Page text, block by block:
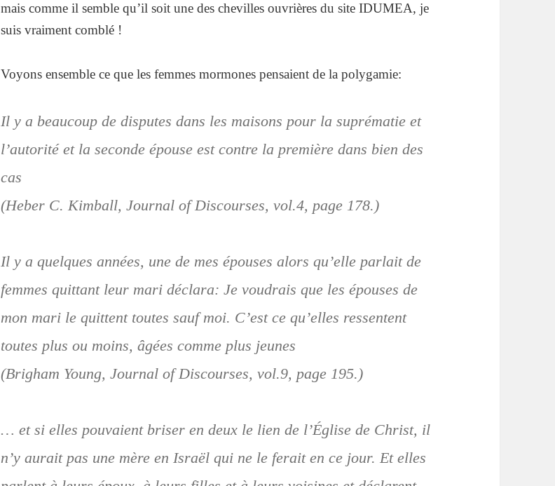
mais comme il semble qu’il soit une des chevilles ouvrières du site IDUMEA, je
suis vraiment comblé !
Voyons ensemble ce que les femmes mormones pensaient de la polygamie:
Il y a beaucoup de disputes dans les maisons pour la suprématie et
l’autorité et la seconde épouse est contre la première dans bien des
cas
(Heber C. Kimball, Journal of Discourses, vol.4, page 178.)
Il y a quelques années, une de mes épouses alors qu’elle parlait de
femmes quittant leur mari déclara: Je voudrais que les épouses de
mon mari le quittent toutes sauf moi. C’est ce qu’elles ressentent
toutes plus ou moins, âgées comme plus jeunes
(Brigham Young, Journal of Discourses, vol.9, page 195.)
… et si elles pouvaient briser en deux le lien de l’Église de Christ, il
n’y aurait pas une mère en Israël qui ne le ferait en ce jour. Et elles